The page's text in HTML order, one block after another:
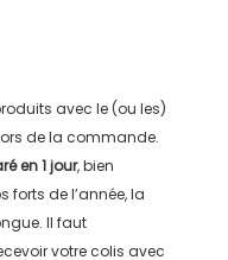
avec le (ou les)
de la commande.
en1 jour, bien
forts de l’année, la
Il faut
votre colis avec